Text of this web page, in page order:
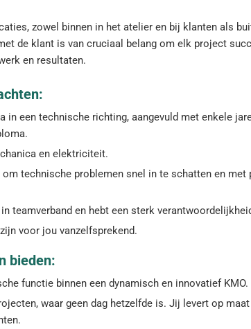
zowel binnen in het atelier en bij klanten als
de klant is van cruciaal belang om elk project
en resultaten.
in een technische richting, aangevuld met enkele
en elektriciteit.
om technische problemen snel in te schatten en
teamverband en hebt een sterk
voor jou vanzelfsprekend.
bieden:
functie binnen een dynamisch en innovatief KMO.
waar geen dag hetzelfde is. Jij levert op